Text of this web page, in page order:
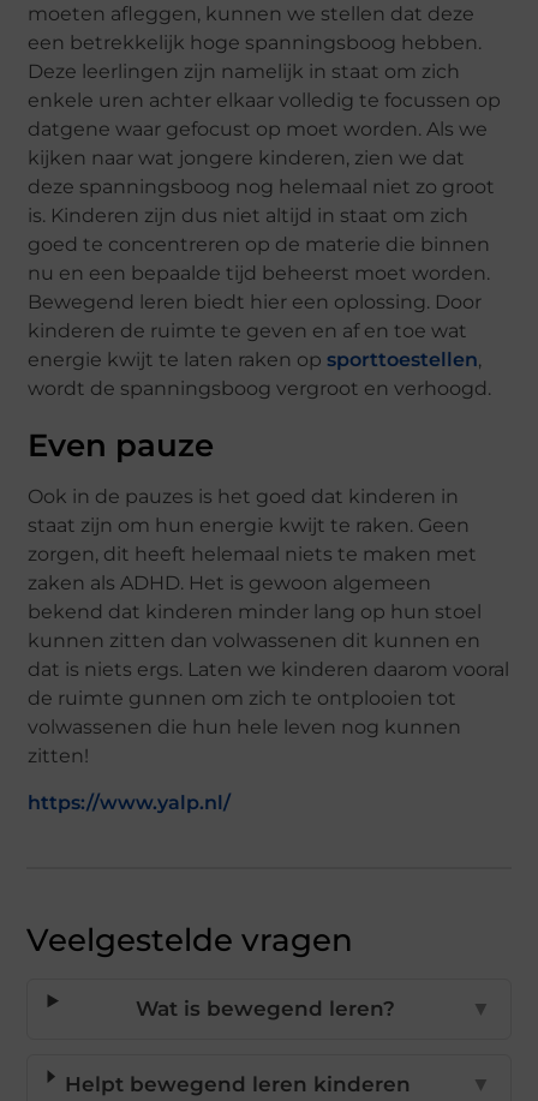
moeten afleggen, kunnen we stellen dat deze
een betrekkelijk hoge spanningsboog hebben.
Deze leerlingen zijn namelijk in staat om zich
enkele uren achter elkaar volledig te focussen op
datgene waar gefocust op moet worden. Als we
kijken naar wat jongere kinderen, zien we dat
deze spanningsboog nog helemaal niet zo groot
is. Kinderen zijn dus niet altijd in staat om zich
goed te concentreren op de materie die binnen
nu en een bepaalde tijd beheerst moet worden.
Bewegend leren biedt hier een oplossing. Door
kinderen de ruimte te geven en af en toe wat
energie kwijt te laten raken opsporttoestellen,
wordt de spanningsboog vergroot en verhoogd.
Even pauze
Ook in de pauzes is het goed dat kinderen in
staat zijn om hun energie kwijt te raken. Geen
zorgen, dit heeft helemaal niets te maken met
zaken als ADHD. Het is gewoon algemeen
bekend dat kinderen minder lang op hun stoel
kunnen zitten dan volwassenen dit kunnen en
dat is niets ergs. Laten we kinderen daarom vooral
de ruimte gunnen om zich te ontplooien tot
volwassenen die hun hele leven nog kunnen
zitten!
https://www.yalp.nl/
Veelgestelde vragen
Wat is bewegend leren? ▼
Helpt bewegend leren kinderen
▼